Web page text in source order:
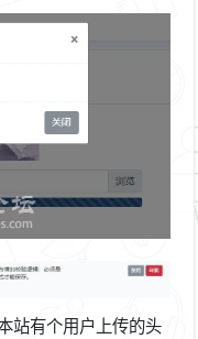
站有个用户上传的头